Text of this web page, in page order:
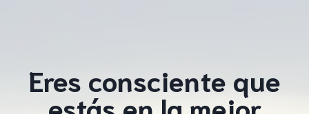
Eres consciente que
estás en la mejor